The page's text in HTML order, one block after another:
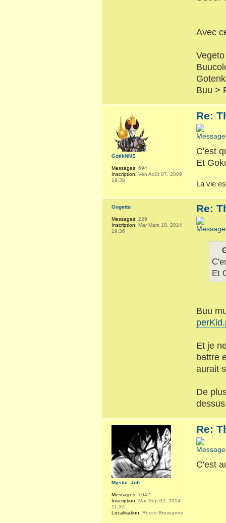
Avec
Buu >
Re:
C'est
Et
La vie
GotikNMS
Messages: 694
Inscription: Ven Août 07, 2009
19:38
Re:
Et
Buu
Et je
battre
aurait
De
Gogetto
Messages: 229
Inscription: Mar Mars 18, 2014
19:36
Re:
C'est
Mystic_Joh
Messages: 1042
Inscription: Mar Sep 02, 2014
11:32
Localisation: Rocco Brussanno